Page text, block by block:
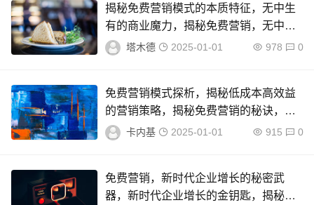
揭秘免费营销模式的本质特征，无中生
有的商业魔力，揭秘免费营销，无中生
有的商业魔力与本质特征
塔木德 2025-01-01 978 0
免费营销模式探析，揭秘低成本高效益
的营销策略，揭秘免费营销的秘诀，低
成本实现高效益的策略解析
卡内基 2025-01-01 915 0
免费营销，新时代企业增长的秘密武
器，新时代企业增长的金钥匙，揭秘免